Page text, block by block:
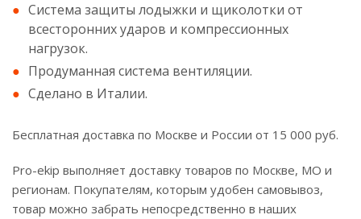
Система защиты лодыжки и щиколотки от
всесторонних ударов и компрессионных
нагрузок.
Продуманная система вентиляции.
Сделано в Италии.
Бесплатная доставка по Москве и России от 15 000 руб.
Pro-ekip выполняет доставку товаров по Москве, МО и
регионам. Покупателям, которым удобен самовывоз,
товар можно забрать непосредственно в наших